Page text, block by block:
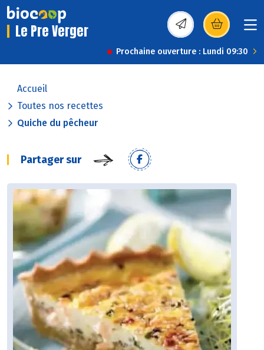
Le Pre Verger (s’ouvre dans une
Prochaine ouverture : Lundi 09:30
Accueil
Toutes nos recettes
Quiche du pêcheur
Partager sur